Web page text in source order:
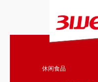
休闲食品